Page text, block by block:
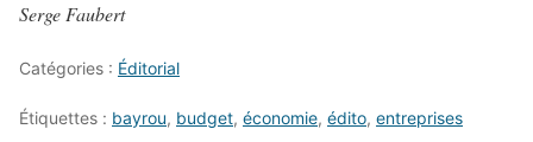
Serge Faubert
Catégories : Éditorial
Étiquettes : bayrou, budget, économie, édito, entreprises